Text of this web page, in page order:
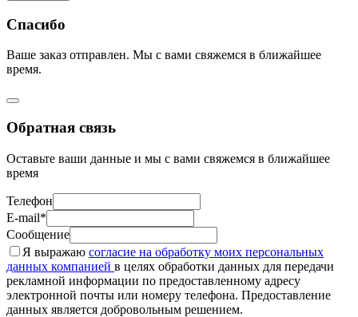
Спасибо
Ваше заказ отправлен. Мы с вами свяжемся в ближайшее
время.
Обратная связь
Оставьте ваши данные и мы с вами свяжемся в ближайшее
время
Телефон
E-mail*
Сообщение
Я выражаю согласие на обработку моих персональных
данных компанией в целях обработки данных для передачи
рекламной информации по предоставленному адресу
электронной почты или номеру телефона. Предоставление
данных является добровольным решением.